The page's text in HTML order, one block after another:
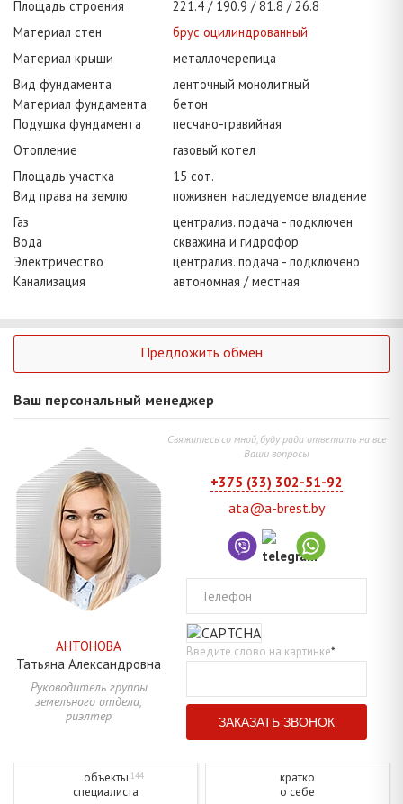
Площадь строения
221.4 190.9 81.8
26.8
Материал стен
брус оцилиндрованный
Материал крыши
металлочерепица
Вид фундамента
ленточный монолитный
Материал фундамента
бетон
Подушка фундамента
песчано-гравийная
Отопление
газовый котел
Площадь участка
15 сот.
Вид права на землю
пожизнен. наследуемое владение
Газ
централиз. подача - подключен
Вода
скважина и гидрофор
Электричество
централиз. подача - подключено
Канализация
автономная / местная
Предложить обмен
Ваш персональный менеджер
АНТОНОВА
Татьяна Александровна
Руководитель группы
земельного отдела,
риэлтер
Свяжитесь со мной, буду рада ответить на все
Ваши вопросы
+375 (33) 302-51-92
ata@a-brest.by
Телефон
Введите слово на картинке*
объекты 144
специалиста
кратко
о себе